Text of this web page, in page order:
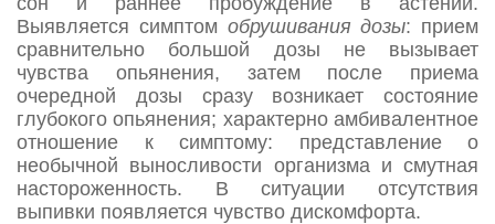
Выявляется симптом обрушивания дозы: прием
сравнительно большой дозы не вызывает
чувства опьянения, затем после приема
очередной дозы сразу возникает состояние
глубокого опьянения; характерно амбивалентное
отношение к симптому: представление о
необычной выносливости организма и смутная
настороженность. В ситуации отсутствия
выпивки появляется чувство дискомфорта.